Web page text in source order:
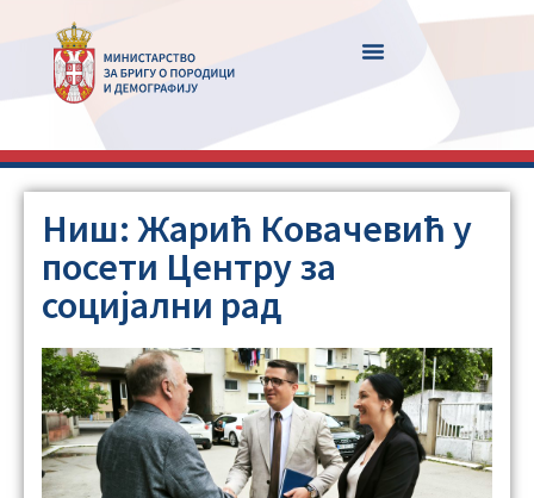
Ниш: Жарић Ковачевић у
посети Центру за
социјални рад